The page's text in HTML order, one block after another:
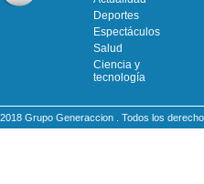
Deportes
Espectáculos
Salud
Ciencia y
tecnología
2018 Grupo Generaccion . Todos los